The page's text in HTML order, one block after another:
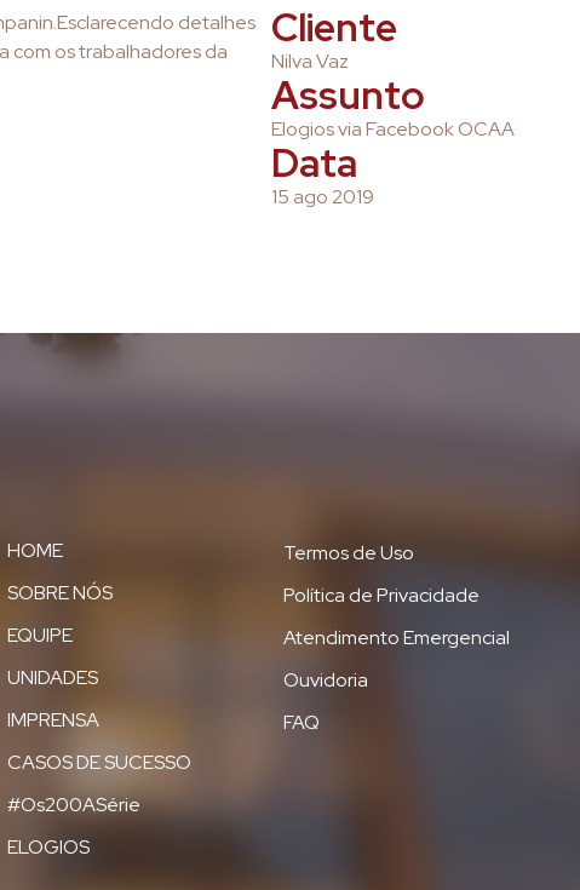
detalhes
com os trabalhadores da
Cliente
Nilva Vaz
Assunto
Elogios via Facebook OCAA
Data
15 ago 2019
HOME
SOBRE NÓS
EQUIPE
UNIDADES
IMPRENSA
CASOS DE SUCESSO
#Os200ASérie
ELOGIOS
Termos de Uso
Política de Privacidade
Atendimento Emergencial
Ouvidoria
FAQ